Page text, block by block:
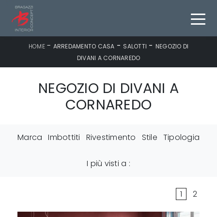
HOME- ARREDAMENTO CASA - SALOTTI - NEGOZIO DI
DIVANI A CORNAREDO
NEGOZIO DI DIVANI A
CORNAREDO
Marca Imbottiti Rivestimento Stile Tipologia
I più visti a :
1 2